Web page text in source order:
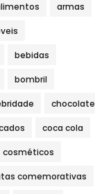
armas
bebidas
bombril
chocolate
coca cola
cosméticos
comemorativas